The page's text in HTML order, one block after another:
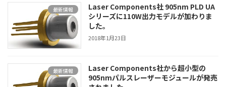
最新情報
Laser Components社 905nm PLD UA
シリーズに110W出力モデルが加わりま
した。
2018年1月23日
最新情報
Laser Components社から超小型の
905nmパルスレーザーモジュールが発売